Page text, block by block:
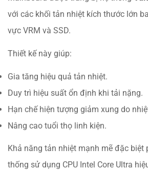
với các khối tản nhiệt kích thước lớn
vực VRM và SSD.
Thiết kế này giúp:
Gia tăng hiệu quả tản nhiệt.
Duy trì hiệu suất ổn định khi tải nặng.
Hạn chế hiện tượng giảm xung do
Nâng cao tuổi thọ linh kiện.
Khả năng tản nhiệt mạnh mẽ đặc biệt
thống sử dụng CPU Intel Core Ultra